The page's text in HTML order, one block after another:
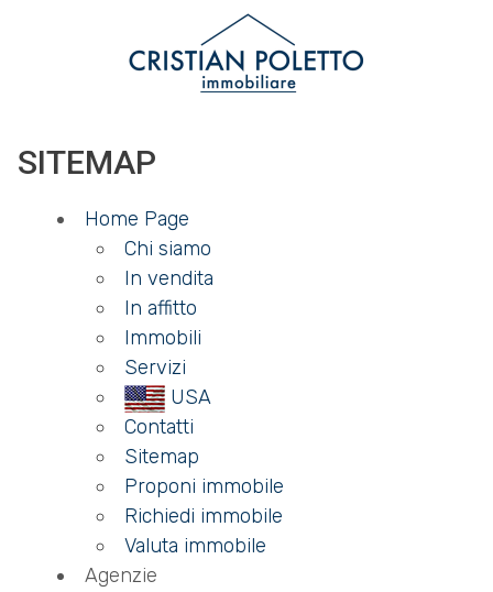
SITEMAP
Home Page
Chi siamo
In vendita
In affitto
Immobili
Servizi
USA
Contatti
Sitemap
Proponi immobile
Richiedi immobile
Valuta immobile
Agenzie
HOME
SIAMO
IMMOBILI
SERVIZI
USA
CONTATTI
Contratto
Qualsiasi
cercare
Provincia